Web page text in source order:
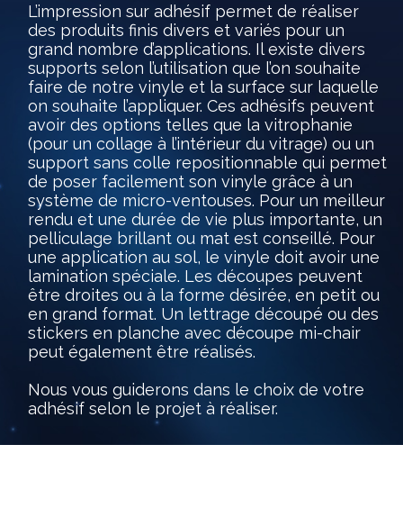
L’impression sur adhésif permet de réaliser
des produits finis divers et variés pour un
grand nombre d’applications. Il existe divers
supports selon l’utilisation que l’on souhaite
faire de notre vinyle et la surface sur laquelle
on souhaite l’appliquer. Ces adhésifs peuvent
avoir des options telles que la vitrophanie
(pour un collage à l’intérieur du vitrage) ou un
support sans colle repositionnable qui permet
de poser facilement son vinyle grâce à un
système de micro-ventouses. Pour un meilleur
rendu et une durée de vie plus importante, un
pelliculage brillant ou mat est conseillé. Pour
une application au sol, le vinyle doit avoir une
lamination spéciale. Les découpes peuvent
être droites ou à la forme désirée, en petit ou
en grand format. Un lettrage découpé ou des
stickers en planche avec découpe mi-chair
peut également être réalisés.
Nous vous guiderons dans le choix de votre
adhésif selon le projet à réaliser.